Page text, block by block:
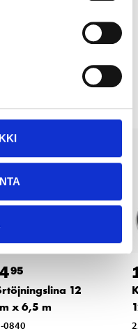
också
95
12
x 6,5 m
0840